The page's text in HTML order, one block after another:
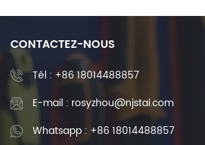
CONTACTEZ-NOUS
Tél : +86 18014488857
E-mail : rosyzhou@njstai.com
Whatsapp : +86 18014488857